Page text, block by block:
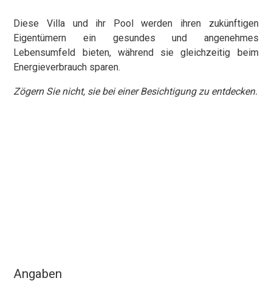
Diese Villa und ihr Pool werden ihren zukünftigen
Eigentümern ein gesundes und angenehmes
Lebensumfeld bieten, während sie gleichzeitig beim
Energieverbrauch sparen.
Zögern Sie nicht, sie bei einer Besichtigung zu entdecken.
Angaben